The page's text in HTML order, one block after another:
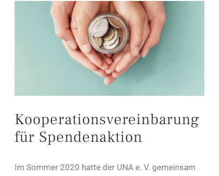
Kooperationsvereinbarung
für Spendenaktion
Im Sommer 2020 hatte der UNA e. V. gemeinsam